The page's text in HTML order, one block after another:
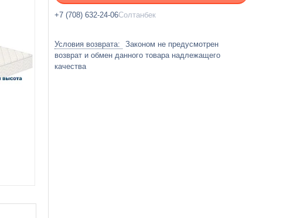
+7 (708) 632-24-06Солтанбек
Законом не предусмотрен
возврат и обмен данного товара надлежащего
качества